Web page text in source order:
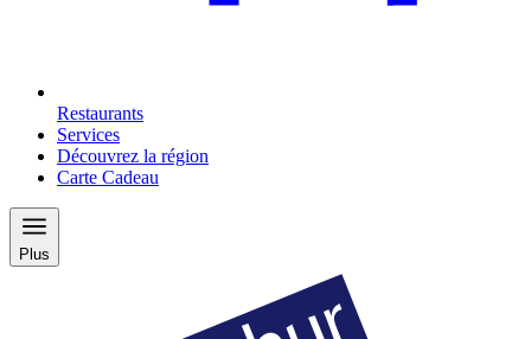
Restaurants
Services
Découvrez la région
Carte Cadeau
Plus